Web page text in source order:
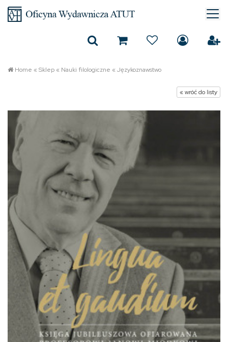
Home «Sklep« Nauki filologiczne «Językoznawstwo
« wróć do listy